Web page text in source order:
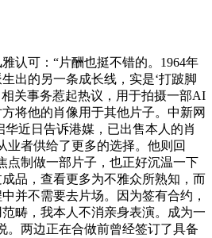
可：“片酬也挺不错的。1964年
出的另一条成长线，实是‘打跛脚
关事务惹起热议，用于拍摄一部AI
将他的肖像用于其他片子。中新网
华近日告诉港媒，已出售本人的肖
业者供给了更多的选择。他则回
点制做一部片子，也正好沉温一下
品，查看更多为不雅众所熟知，而
并不需要去片场。因为签有合约，
畴，我本人不消亲身表演。成为一
。两边正在合做前曾经签订了具备